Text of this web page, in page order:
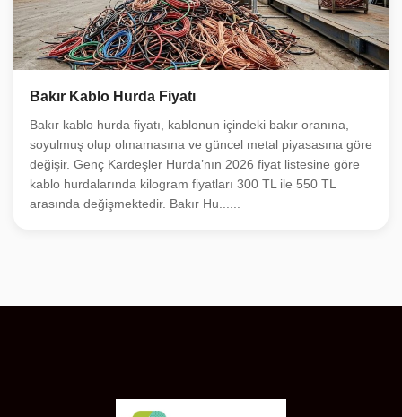
Bakır Kablo Hurda Fiyatı
Bakır kablo hurda fiyatı, kablonun içindeki bakır oranına,
soyulmuş olup olmamasına ve güncel metal piyasasına göre
değişir. Genç Kardeşler Hurda’nın 2026 fiyat listesine göre
kablo hurdalarında kilogram fiyatları 300 TL ile 550 TL
arasında değişmektedir. Bakır Hu......